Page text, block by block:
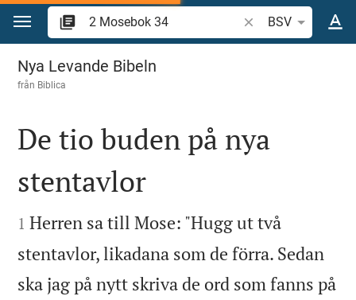
Hoppa till innehåll
Sök bibelvers eller
BSV
2 Mosebok 34
Nya Levande Bibeln
från Biblica

De tio buden på nya
stentavlor

1 Herren sa till Mose: "Hugg ut två
stentavlor, likadana som de förra. Sedan
ska jag på nytt skriva de ord som fanns på